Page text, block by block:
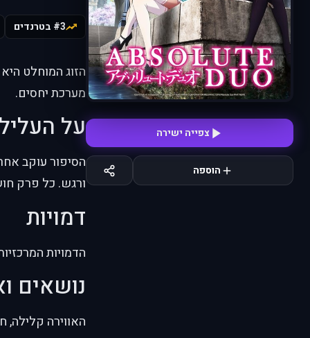
צפייה ישירה
הוספה
#3 בטרנדים
הזוג המוחלט
מערכת יחסים.
על
הסיפור עוקב
ורגש. כל פרק
דמויות
הדמויות
נושאים
האווירה